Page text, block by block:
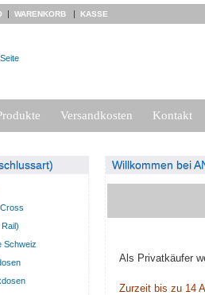
| WARENKORB | KASSE
Versandkosten Kontakt
Schweiz
Willkommen bei
Als Privatkäufer
Zurzeit bis zu 14